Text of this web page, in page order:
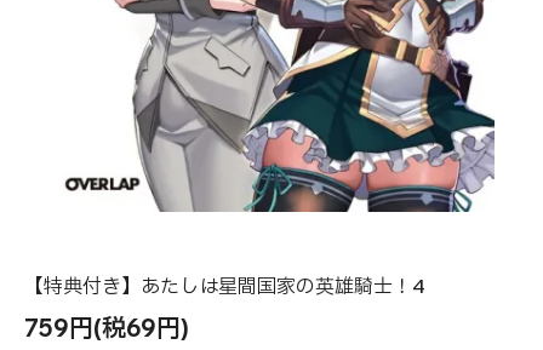
【特典付き】あたしは星間国家の英雄騎士！4
759円(税69円)